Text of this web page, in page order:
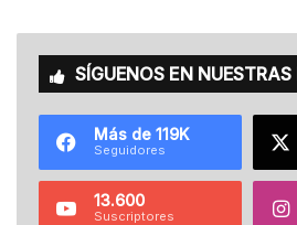
SÍGUENOS EN NUESTRAS
Más de 119K
Seguidores
13.600
Suscriptores